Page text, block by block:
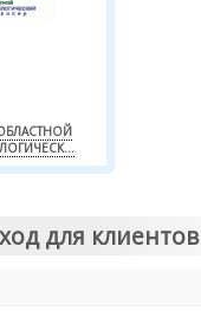
для клиентов